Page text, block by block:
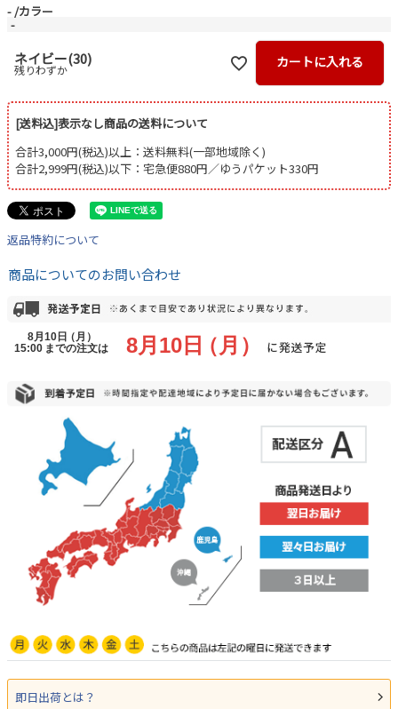
- カラー
-
ネイビー(30)
残りわずか カートに入れる
[送料込]表示なし商品の送料について
合計3,000円(税込)以上：送料無料(一部地域除く)
合計2,999円(税込)以下：宅急便880円／ゆうパケット330円
返品特約について
商品についてのお問い合わせ
即日出荷とは？